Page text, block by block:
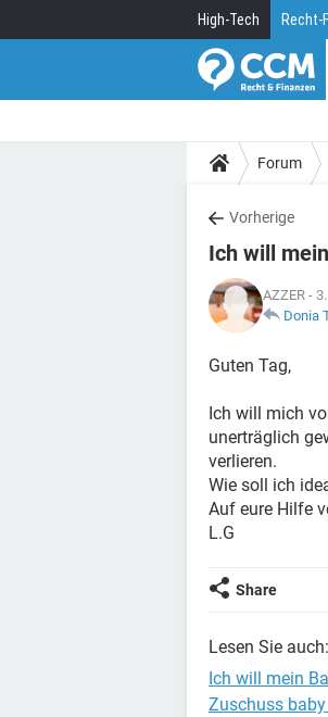
High-Tech Recht-
Forum
Vorherige
Ich will
AZZER -
Donia
Guten Tag,
Ich will mich
unerträglich
verlieren.
Wie soll ich
Auf eure Hilfe
L.G
Share
Lesen Sie auch:
Ich will mein
Zuschuss